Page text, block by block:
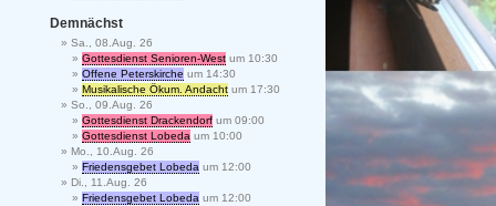
Demnächst
Sa., 08.Aug. 26
Gottesdienst Senioren-West um 10:30
Offene Peterskirche um 14:30
Musikalische Ökum. Andacht um 17:30
So., 09.Aug. 26
Gottesdienst Drackendorf um 09:00
Gottesdienst Lobeda um 10:00
Mo., 10.Aug. 26
Friedensgebet Lobeda um 12:00
Di., 11.Aug. 26
Friedensgebet Lobeda um 12:00